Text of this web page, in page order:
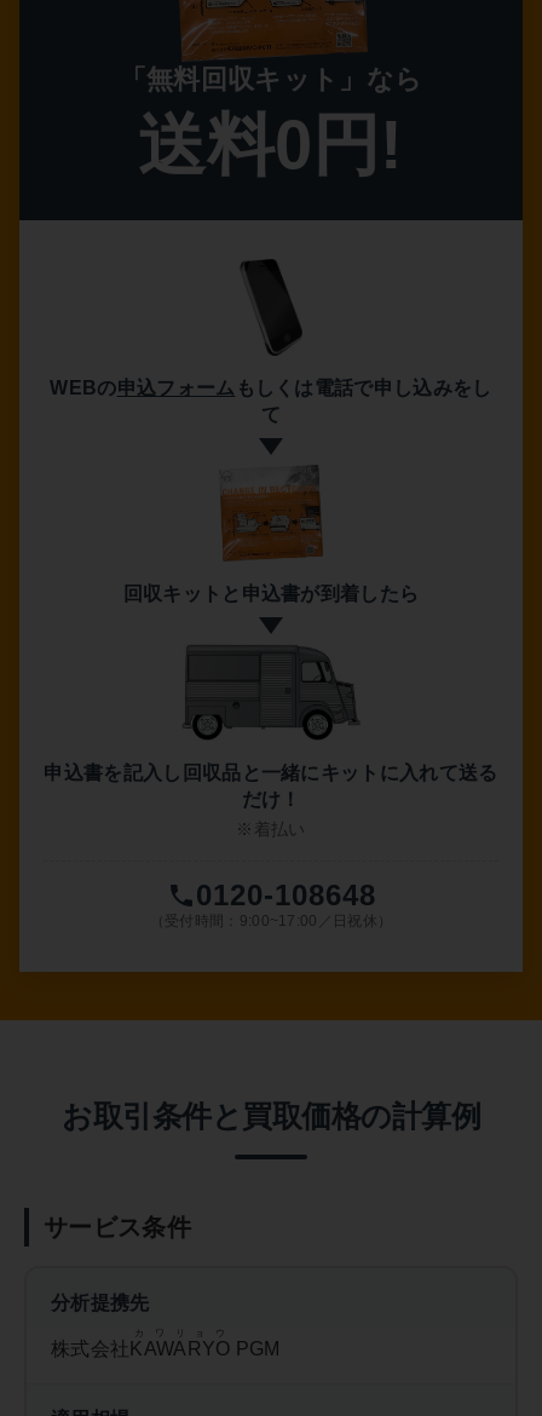
「無料回収キット」なら
送料0円!
WEBの申込フォーム もしくは電話で申し込みをし
て
回収キットと 申込書が到着したら
申込書を記入し 回収品と一緒に キットに入れて送る
だけ！
※着払い
0120-108648
（受付時間：9:00~17:00／日祝休）
お取引条件と買取価格の計算例
サービス条件
分析提携先
株式会社 KAWARYO
カワリョウ
PGM